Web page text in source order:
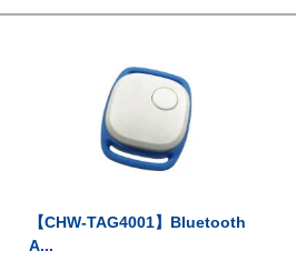
【CHW-TAG4001】Bluetooth
A...